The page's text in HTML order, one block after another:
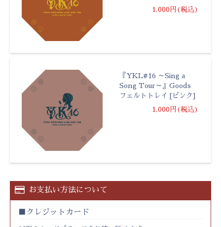
1,000円(税込)
『YKL#16 ～Sing a
Song Tour～』Goods
フェルトトレイ [ピンク]
1,000円(税込)
お支払い方法について
クレジットカード